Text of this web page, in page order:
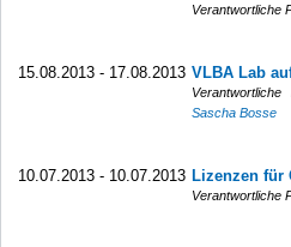
Verantwortliche
15.08.2013 - 17.08.2013 VLBA Lab
Sascha Bosse
10.07.2013 - 10.07.2013 Lizenzen für
Verantwortliche